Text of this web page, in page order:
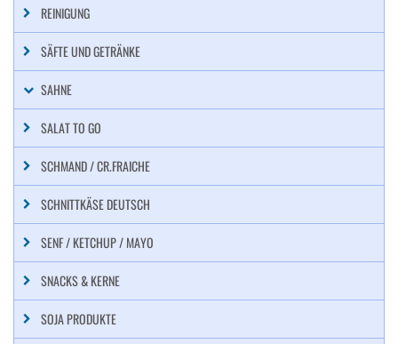
REINIGUNG
SÄFTE UND GETRÄNKE
SAHNE
SALAT TO GO
SCHMAND / CR.FRAICHE
SCHNITTKÄSE DEUTSCH
SENF / KETCHUP / MAYO
SNACKS & KERNE
SOJA PRODUKTE